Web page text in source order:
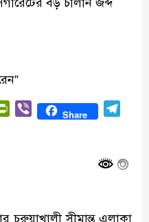
PrintFriendly
Viber Share
চরুয়াখালী সীমান্ত এলাকা